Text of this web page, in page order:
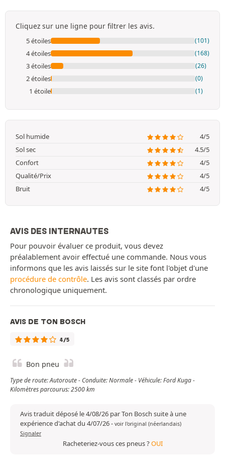
Cliquez sur une ligne pour filtrer les avis.
5 étoiles (101)
4 étoiles (168)
3 étoiles (26)
2 étoiles (0)
1 étoile (1)
Sol humide
4/5
Sol sec
4.5/5
Confort
4/5
Qualité/Prix
4/5
Bruit
4/5
AVIS DES INTERNAUTES
Pour pouvoir évaluer ce produit, vous devez
préalablement avoir effectué une commande. Nous vous
informons que les avis laissés sur le site font l'objet d'une
procédure de contrôle. Les avis sont classés par ordre
chronologique uniquement.
AVIS DE TON BOSCH
4/5
Bon pneu
Type de route: Autoroute - Conduite: Normale - Véhicule: Ford Kuga -
Kilomètres parcourus: 2500 km
Avis traduit déposé le 4/08/26 par Ton Bosch suite à une
expérience d'achat du 4/07/26- voir l'original (néerlandais)
Signaler
Racheteriez-vous ces pneus ?OUI